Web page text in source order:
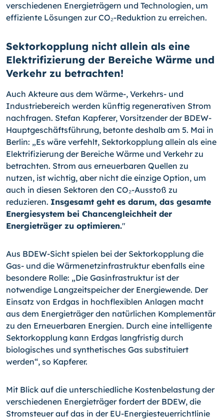
verschiedenen Energieträgern und Technologien, um
effiziente Lösungen zur CO₂-Reduktion zu erreichen.
Sektorkopplung nicht allein als eine
Elektrifizierung der Bereiche Wärme und
Verkehr zu betrachten!
Auch Akteure aus dem Wärme-, Verkehrs- und
Industriebereich werden künftig regenerativen Strom
nachfragen. Stefan Kapferer, Vorsitzender der BDEW-
Hauptgeschäftsführung, betonte deshalb am 5. Mai in
Berlin: „Es wäre verfehlt, Sektorkopplung allein als eine
Elektrifizierung der Bereiche Wärme und Verkehr zu
betrachten. Strom aus erneuerbaren Quellen zu
nutzen, ist wichtig, aber nicht die einzige Option, um
auch in diesen Sektoren den CO₂-Ausstoß zu
reduzieren. Insgesamt geht es darum, das gesamte
Energiesystem bei Chancengleichheit der
Energieträger zu optimieren."
Aus BDEW-Sicht spielen bei der Sektorkopplung die
Gas- und die Wärmenetzinfrastruktur ebenfalls eine
besondere Rolle: „Die Gasinfrastruktur ist der
notwendige Langzeitspeicher der Energiewende. Der
Einsatz von Erdgas in hochflexiblen Anlagen macht
aus dem Energieträger den natürlichen Komplementär
zu den Erneuerbaren Energien. Durch eine intelligente
Sektorkopplung kann Erdgas langfristig durch
biologisches und synthetisches Gas substituiert
werden“, so Kapferer.
Mit Blick auf die unterschiedliche Kostenbelastung der
verschiedenen Energieträger fordert der BDEW, die
Stromsteuer auf das in der EU-Energiesteuerrichtlinie